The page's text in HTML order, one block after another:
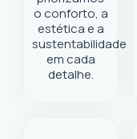
o conforto, a
estética e a
sustentabilidade
em cada
detalhe.